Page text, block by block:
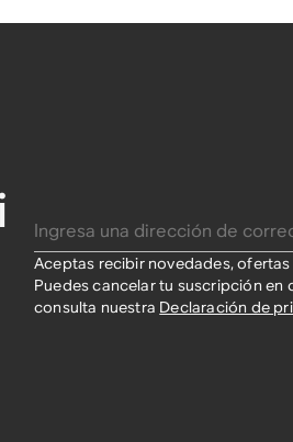
Aceptas recibir novedades,
Puedes cancelar tu suscripción en
consulta nuestra Declaración de